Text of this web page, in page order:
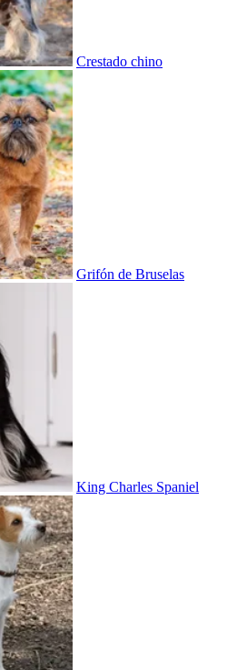
Crestado chino
Grifón de Bruselas
King Charles Spaniel